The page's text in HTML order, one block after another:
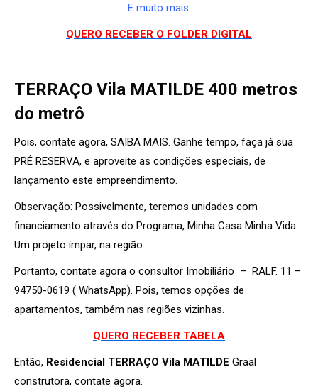
E muito mais.
QUERO RECEBER O FOLDER DIGITAL
TERRAÇO Vila MATILDE 400 metros
do metrô
Pois, contate agora, SAIBA MAIS. Ganhe tempo, faça já sua
PRÉ RESERVA, e aproveite as condições especiais, de
lançamento este empreendimento.
Observação: Possivelmente, teremos unidades com
financiamento através do Programa, Minha Casa Minha Vida.
Um projeto ímpar, na região.
Portanto, contate agora o consultor Imobiliário – RALF. 11 –
94750-0619 ( WhatsApp). Pois, temos opções de
apartamentos, também nas regiões vizinhas.
QUERO RECEBER TABELA
Então, Residencial TERRAÇO Vila MATILDE Graal
construtora, contate agora.